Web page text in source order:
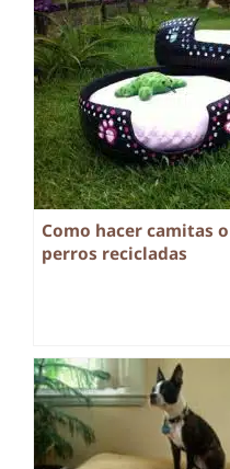
Como hacer camitas
perros recicladas